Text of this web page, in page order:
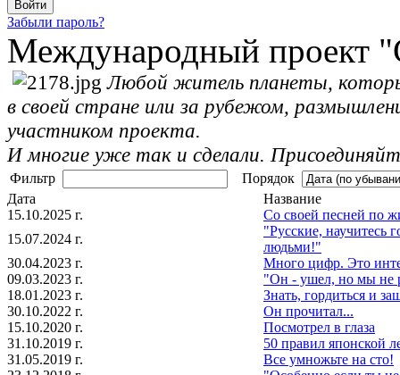
Забыли пароль?
Международный проект
Любой житель планеты,
в своей стране или за рубежом,
участником проекта.
И многие уже так и сделали.
Фильтр
Порядок
Дата
Название
15.10.2025 г.
Со своей песней по
15.07.2024 г.
"Русские, научитесь
людьми!"
30.04.2023 г.
Много цифр. Это
09.03.2023 г.
"Он - ушел, но мы не
18.01.2023 г.
Знать, гордиться и
30.10.2022 г.
Он прочитал...
15.10.2020 г.
Посмотрел в глаза
31.10.2019 г.
50 правил японской
31.05.2019 г.
Все умножьте на сто!